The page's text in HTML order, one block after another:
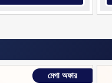
মেগা অফার